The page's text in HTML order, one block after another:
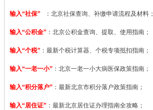
输入“社保” ：北京社保查询、补缴申请流程及材料；
输入“公积金” ：北京公积金查询、提取、使用指南；
输入“个税” ：最新个税计算器、个税专项抵扣指南；
输入“一老一小” ：北京一老一小大病医保政策指南；
输入“积分落户” ：最新北京市积分落户政策指南；
输入“居住证” ：最新北京居住证办理指南全攻略；